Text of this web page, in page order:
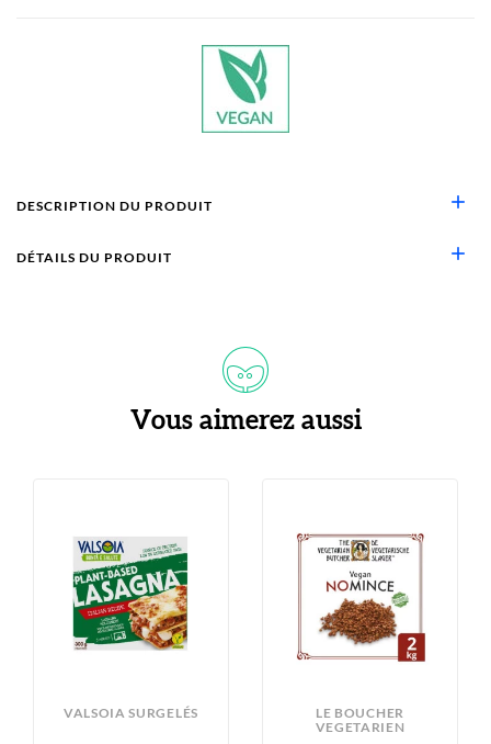
add
DESCRIPTION DU PRODUIT
add
DÉTAILS DU PRODUIT
Vous aimerez aussi
VALSOIA SURGELÉS
LE BOUCHER
VEGETARIEN